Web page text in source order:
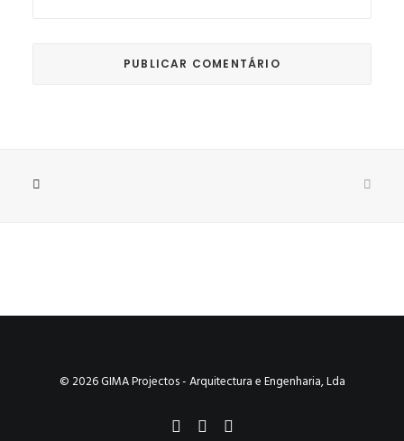
© 2026 GIMA Projectos - Arquitectura e Engenharia, Lda